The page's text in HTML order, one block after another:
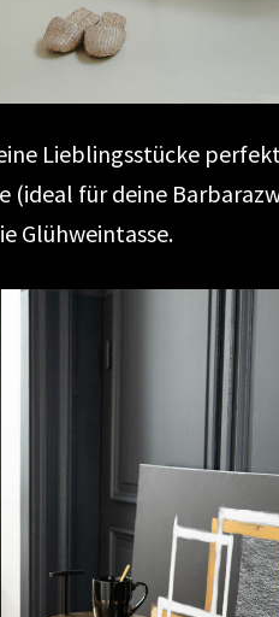
Lieblingsstücke
(ideal für deine
Glühweintasse.